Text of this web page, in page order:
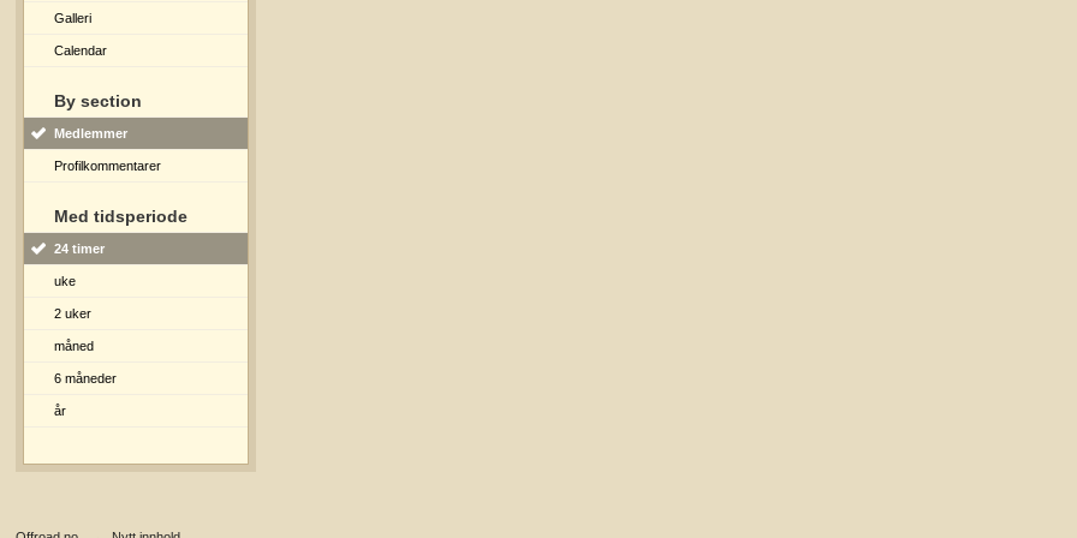
Galleri
Calendar
By section
Medlemmer
Profilkommentarer
Med tidsperiode
24 timer
uke
2 uker
måned
6 måneder
år